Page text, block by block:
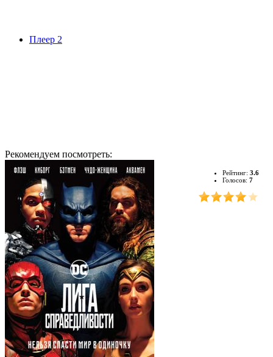
Плеер 2
Рекомендуем посмотреть:
Рейтинг: 3.6
Голосов: 7